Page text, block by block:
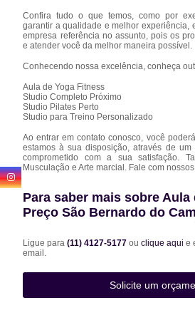
Confira tudo o que temos, como por
garantir a qualidade e melhor experiência,
empresa referência no assunto, pois os
e atender você da melhor maneira possível.
Conhecendo nossa excelência, conheça
Aula de Yoga Fitness
Studio Completo Próximo
Studio Pilates Perto
Studio para Treino Personalizado
Ao entrar em contato conosco, você
estamos à sua disposição, através de um
comprometido com a sua satisfação.
Musculação e Arte marcial. Fale com
Para saber mais sobre Aula
Preço São Bernardo do
Ligue para(11) 4127-5177ouclique aqui e
email.
Solicite um